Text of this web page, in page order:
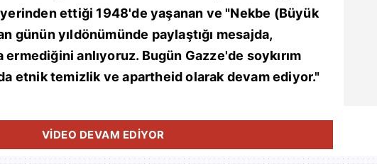
ettiği 1948'de yaşanan ve "Nekbe (Büyük
günün yıldönümünde paylaştığı mesajda,
ermediğini anlıyoruz. Bugün Gazze'de soykırım
etnik temizlik ve apartheid olarak devam ediyor."
VİDEO DEVAM EDİYOR